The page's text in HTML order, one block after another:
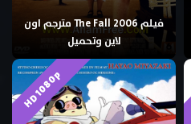
فيلم The Fall 2006 مترجم اون
لاين وتحميل
HD 1080p